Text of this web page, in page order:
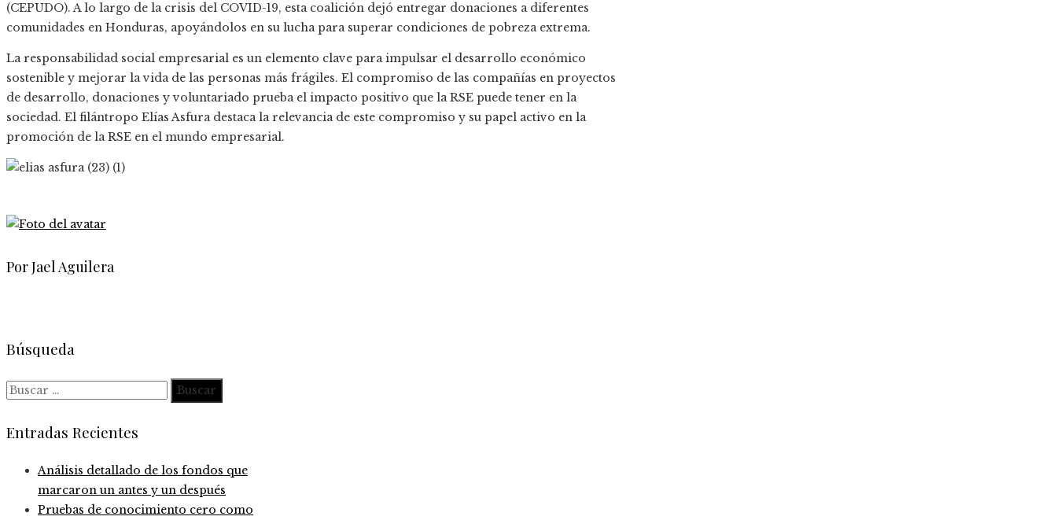
(CEPUDO). A lo largo de la crisis del COVID-19, esta coalición dejó entregar donaciones a diferentes
comunidades en Honduras, apoyándolos en su lucha para superar condiciones de pobreza extrema.
La responsabilidad social empresarial es un elemento clave para impulsar el desarrollo económico
sostenible y mejorar la vida de las personas más frágiles. El compromiso de las compañías en proyectos
de desarrollo, donaciones y voluntariado prueba el impacto positivo que la RSE puede tener en la
sociedad. El filántropo Elías Asfura destaca la relevancia de este compromiso y su papel activo en la
promoción de la RSE en el mundo empresarial.
Por Jael Aguilera
Búsqueda
Buscar:
Entradas Recientes
Análisis detallado de los fondos que
marcaron un antes y un después
Pruebas de conocimiento cero como